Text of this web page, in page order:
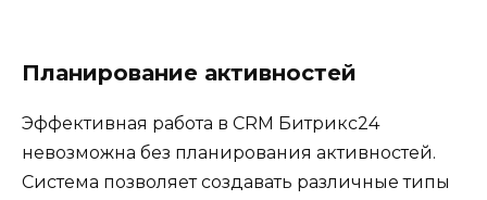
Планирование активностей
Эффективная работа в CRM Битрикс24
невозможна без планирования активностей.
Система позволяет создавать различные типы